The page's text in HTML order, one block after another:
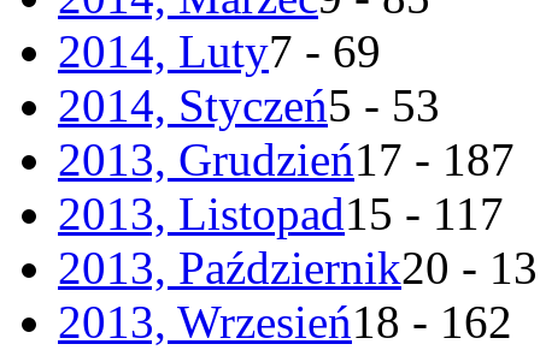
2014, Luty7 - 69
2014, Styczeń5 - 53
2013, Grudzień17 - 187
2013, Listopad15 - 117
2013, Październik20 -
2013, Wrzesień18 - 162